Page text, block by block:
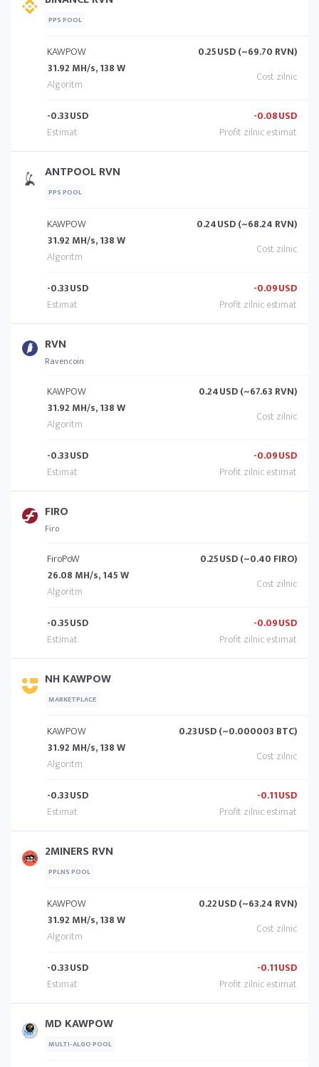
PPS POOL
KAWPOW
31.92 MH/s, 138 W
0.25USD (~69.70 RVN)
-0.33USD -0.08USD
ANTPOOL RVN
PPS POOL
KAWPOW
31.92 MH/s, 138 W
0.24USD (~68.24 RVN)
-0.33USD -0.09USD
RVN
Ravencoin
KAWPOW
31.92 MH/s, 138 W
0.24USD (~67.63 RVN)
-0.33USD -0.09USD
FIRO
Firo
FiroPoW
26.08 MH/s, 145 W
0.25USD (~0.40 FIRO)
-0.35USD -0.09USD
NH KAWPOW
MARKETPLACE
KAWPOW
31.92 MH/s, 138 W
0.23USD (~0.000003 BTC)
-0.33USD -0.11USD
2MINERS RVN
PPLNS POOL
KAWPOW
31.92 MH/s, 138 W
0.22USD (~63.24 RVN)
-0.33USD -0.11USD
MD KAWPOW
MULTI-ALGO POOL